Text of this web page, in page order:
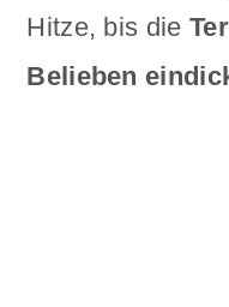
Hitze, bis die
Belieben